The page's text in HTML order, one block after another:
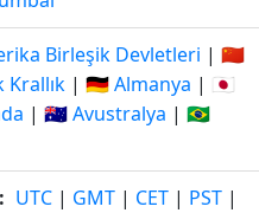
Birleşik Devletleri | 🇨🇳
Krallık | 🇩🇪 Almanya | 🇯🇵
| 🇦🇺 Avustralya | 🇧🇷
: UTC | GMT | CET | PST |